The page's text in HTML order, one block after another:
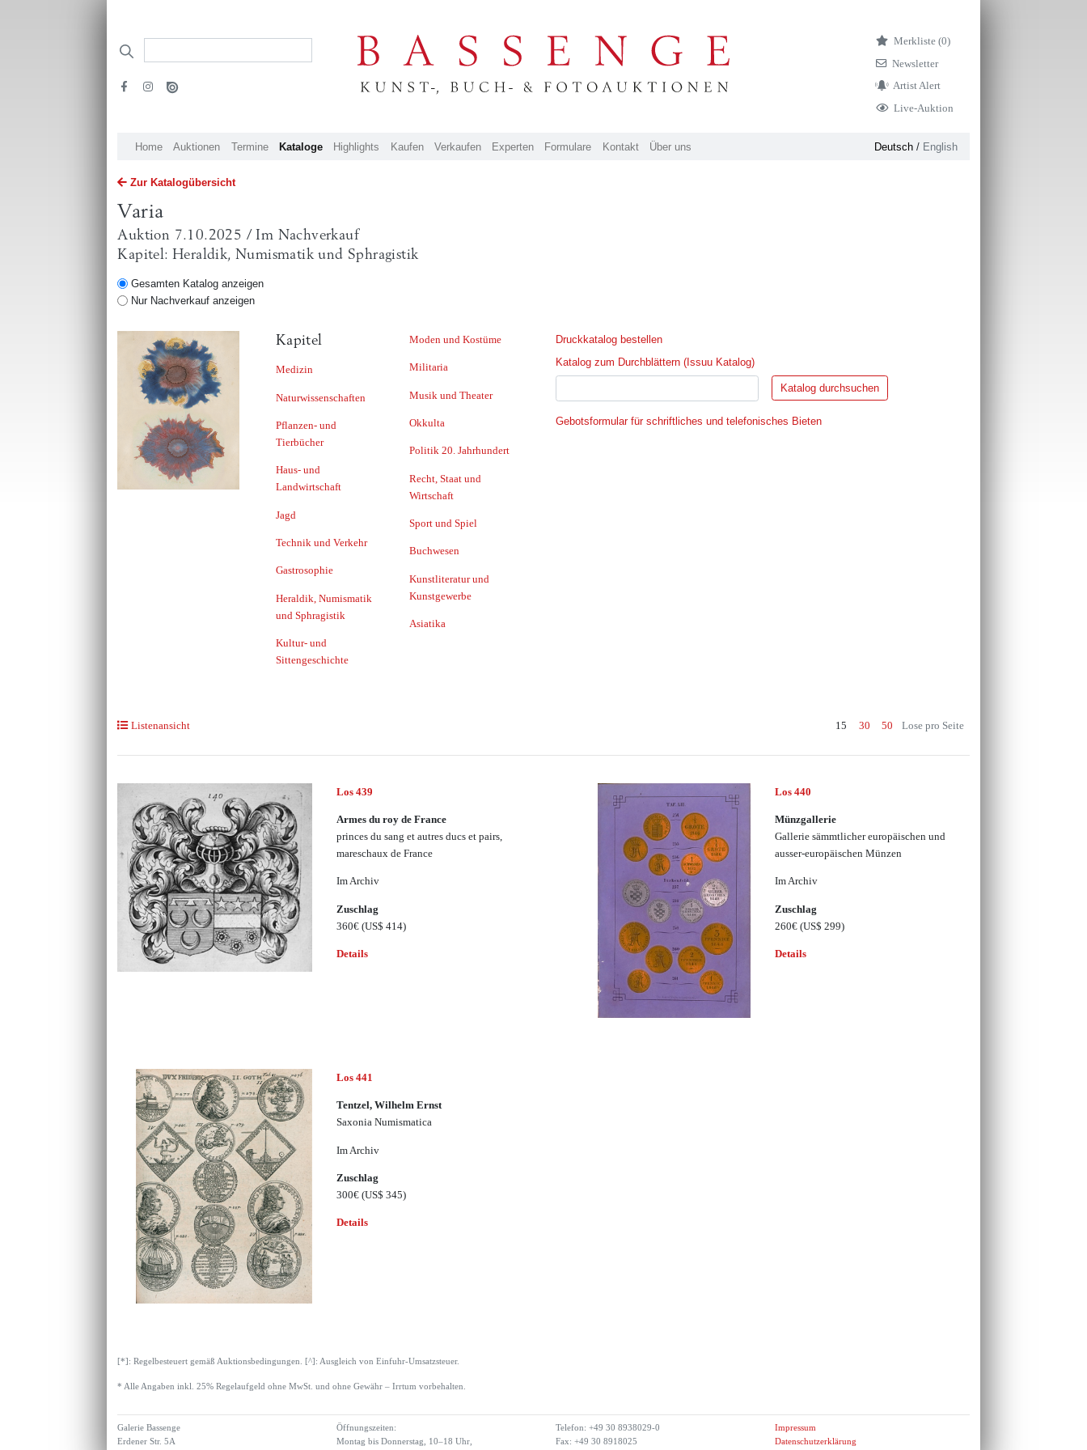
Merkliste (0)
Newsletter
Artist Alert
Live-Auktion
Home Auktionen Termine Kataloge Highlights Kaufen Verkaufen Experten Formulare Kontakt Über uns Deutsch/ English
Zur Katalogübersicht
Varia
Auktion 7.10.2025 / Im Nachverkauf
Kapitel: Heraldik, Numismatik und Sphragistik
Gesamten Katalog anzeigen
Nur Nachverkauf anzeigen
Kapitel
Medizin
Naturwissenschaften
Pflanzen- und
Tierbücher
Haus- und
Landwirtschaft
Jagd
Technik und Verkehr
Gastrosophie
Heraldik, Numismatik
und Sphragistik
Kultur- und
Sittengeschichte
Moden und Kostüme
Militaria
Musik und Theater
Okkulta
Politik 20. Jahrhundert
Recht, Staat und
Wirtschaft
Sport und Spiel
Buchwesen
Kunstliteratur und
Kunstgewerbe
Asiatika
Druckkatalog bestellen
Katalog zum Durchblättern (Issuu Katalog)
Gebotsformular für schriftliches und telefonisches Bieten
Listenansicht 15 30 50 Lose pro Seite
Los 439
Armes du roy de France
princes du sang et autres ducs et pairs,
mareschaux de France
Im Archiv
Zuschlag
360€(US$ 414)
Details
Los 440
Münzgallerie
Gallerie sämmtlicher europäischen und
ausser-europäischen Münzen
Im Archiv
Zuschlag
260€ (US$ 299)
Details
Los 441
Tentzel, Wilhelm Ernst
Saxonia Numismatica
Im Archiv
Zuschlag
300€(US$ 345)
Details
[*]: Regelbesteuert gemäß Auktionsbedingungen. [^]: Ausgleich von Einfuhr-Umsatzsteuer.
* Alle Angaben inkl. 25% Regelaufgeld ohne MwSt. und ohne Gewähr – Irrtum vorbehalten.
Galerie Bassenge
Erdener Str. 5A
Öffnungszeiten:
Montag bis Donnerstag, 10–18 Uhr,
Telefon: +49 30 8938029-0
Fax: +49 30 8918025
Impressum
Datenschutzerklärung